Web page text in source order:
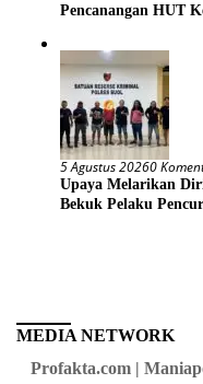
Pencanangan HUT
5 Agustus 20260
Upaya Melarikan
Bekuk Pelaku
MEDIA NETWORK
Profakta.com |